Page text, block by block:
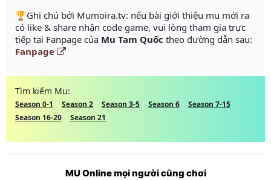
️🏆Ghi chú bởi Mumoira.tv: nếu bài giới thiệu mu mới ra
có like & share nhận code game, vui lòng tham gia trực
tiếp tại Fanpage của Mu Tam Quốc theo đường dẫn sau:
Fanpage
Tìm kiếm Mu:
Season 0-1 Season 2 Season 3-5 Season 6
Season 7-15
Season 16-20
Season 21
MU Online mọi người cũng chơi